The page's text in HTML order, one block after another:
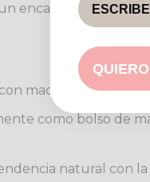
encanto bohemio.
madera y fibras
como bolso de
natural con